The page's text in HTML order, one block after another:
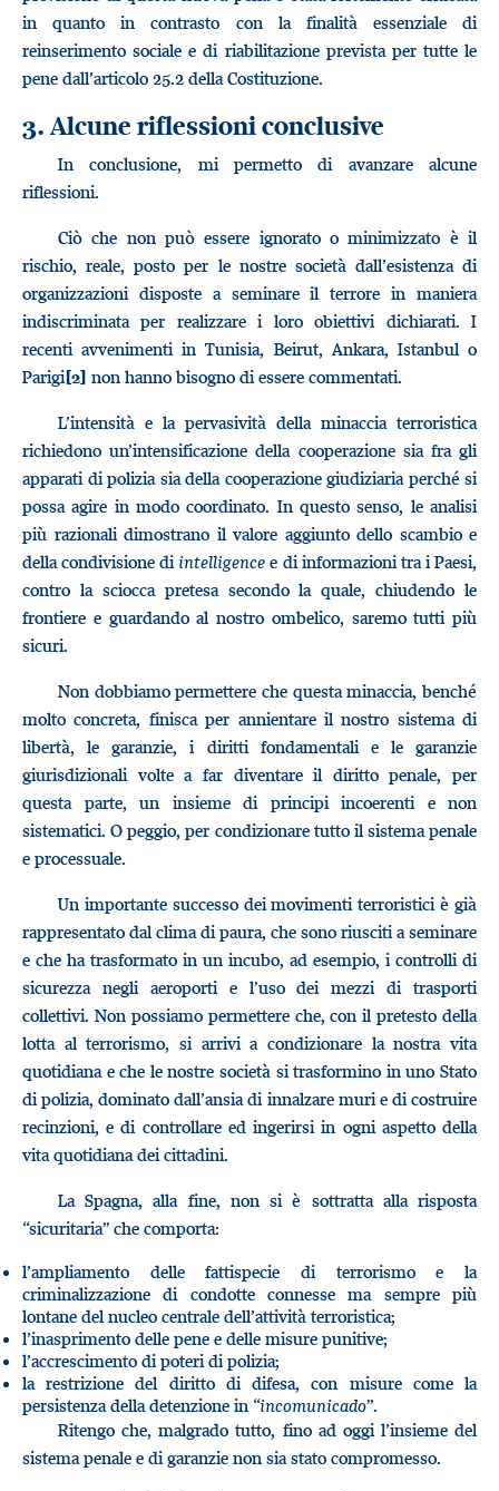
in quanto in contrasto con la finalità essenziale di
reinserimento sociale e di riabilitazione prevista per tutte le
pene dall’articolo 25.2 della Costituzione.
3. Alcune riflessioni conclusive
In conclusione, mi permetto di avanzare alcune
riflessioni.
Ciò che non può essere ignorato o minimizzato è il
rischio, reale, posto per le nostre società dall’esistenza di
organizzazioni disposte a seminare il terrore in maniera
indiscriminata per realizzare i loro obiettivi dichiarati. I
recenti avvenimenti in Tunisia, Beirut, Ankara, Istanbul o
Parigi[2] non hanno bisogno di essere commentati.
L’intensità e la pervasività della minaccia terroristica
richiedono un’intensificazione della cooperazione sia fra gli
apparati di polizia sia della cooperazione giudiziaria perché si
possa agire in modo coordinato. In questo senso, le analisi
più razionali dimostrano il valore aggiunto dello scambio e
della condivisione diintelligence e di informazioni tra i Paesi,
contro la sciocca pretesa secondo la quale, chiudendo le
frontiere e guardando al nostro ombelico, saremo tutti più
sicuri.
Non dobbiamo permettere che questa minaccia, benché
molto concreta, finisca per annientare il nostro sistema di
libertà, le garanzie, i diritti fondamentali e le garanzie
giurisdizionali volte a far diventare il diritto penale, per
questa parte, un insieme di principi incoerenti e non
sistematici. O peggio, per condizionare tutto il sistema penale
e processuale.
Un importante successo dei movimenti terroristici è già
rappresentato dal clima di paura, che sono riusciti a seminare
e che ha trasformato in un incubo, ad esempio, i controlli di
sicurezza negli aeroporti e l’uso dei mezzi di trasporti
collettivi. Non possiamo permettere che, con il pretesto della
lotta al terrorismo, si arrivi a condizionare la nostra vita
quotidiana e che le nostre società si trasformino in uno Stato
di polizia, dominato dall’ansia di innalzare muri e di costruire
recinzioni, e di controllare ed ingerirsi in ogni aspetto della
vita quotidiana dei cittadini.
La Spagna, alla fine, non si è sottratta alla risposta
“sicuritaria” che comporta:
l’ampliamento delle fattispecie di terrorismo e la
criminalizzazione di condotte connesse ma sempre più
lontane del nucleo centrale dell’attività terroristica;
l’inasprimento delle pene e delle misure punitive;
l’accrescimento di poteri di polizia;
la restrizione del diritto di difesa, con misure come la
persistenza della detenzione in “incomunicado”.
Ritengo che, malgrado tutto, fino ad oggi l’insieme del
sistema penale e di garanzie non sia stato compromesso.